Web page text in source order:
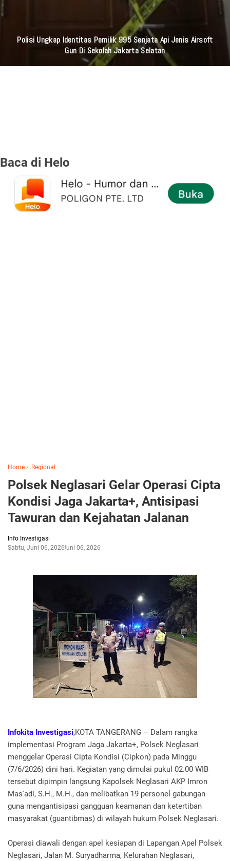
Polisi Ungkap Identitas Pemilik 995 Senjata Api Jenis Airsoft
Gun Di Sekolah Jakarta Selatan
Baca di Helo
Home › .Regional
Polsek Neglasari Gelar Operasi Cipta
Kondisi Jaga Jakarta+, Antisipasi
Tawuran dan Kejahatan Jalanan
Info Investigasi
Sabtu, Juni 06, 2026Juni 06, 2026
Infokita Investigasi,KOTA TANGERANG – Dalam rangka
implementasi Program Jaga Jakarta+, Polsek Neglasari
menggelar Operasi Cipta Kondisi (Cipkon) pada Minggu
(7/6/2026) dini hari. Kegiatan yang dimulai pukul 02.00 WIB
tersebut dipimpin langsung Kapolsek Neglasari AKP Imron
Mas'adi, S.H., M.H., dan melibatkan 19 personel gabungan
guna mengantisipasi gangguan keamanan dan ketertiban
masyarakat (guantibmas) di wilayah hukum Polsek Neglasari.
Operasi diawali dengan apel kesiapan di Lapangan Apel Polsek
Neglasari, Jalan M. Suryadharma, Kelurahan Neglasari,